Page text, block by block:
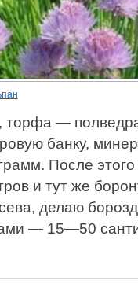
торфа —
банку,
После
и тут же
делаю
— 15—50